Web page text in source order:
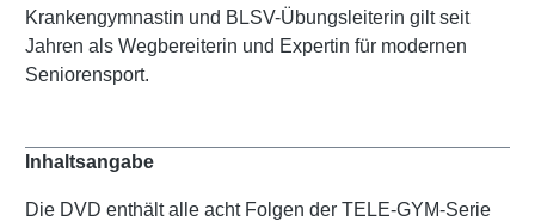
Krankengymnastin und BLSV-Übungsleiterin gilt seit
Jahren als Wegbereiterin und Expertin für modernen
Seniorensport.
Inhaltsangabe
Die DVD enthält alle acht Folgen der TELE-GYM-Serie